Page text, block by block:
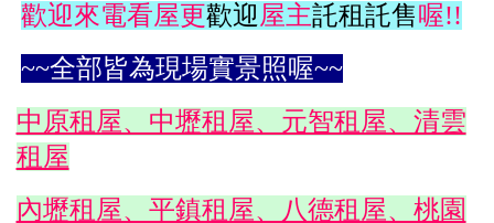
歡迎來電看屋更歡迎屋主託租託售喔!!
~~全部皆為現場實景照喔~~
中原租屋、中壢租屋、元智租屋、清雲
租屋
內壢租屋、平鎮租屋、八德租屋、桃園